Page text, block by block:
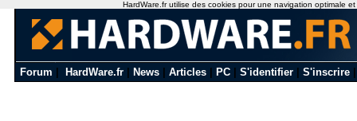
Forum HardWare.fr News Articles PC S'identifier S'inscrire
HardWare.fr utilise des cookies pour une navigation optimale